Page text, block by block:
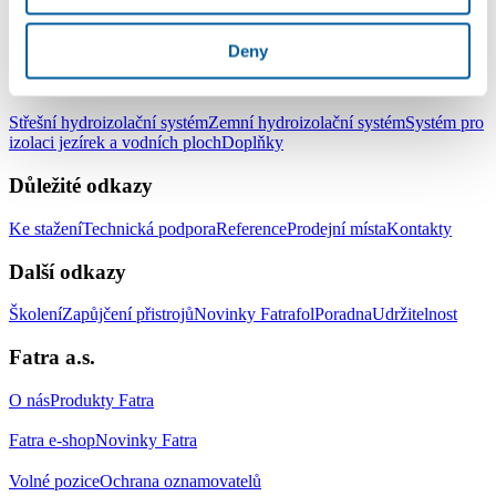
Deny
Produkty
Střešní hydroizolační systémZemní hydroizolační systémSystém pro
izolaci jezírek a vodních plochDoplňky
Důležité odkazy
Ke staženíTechnická podporaReferenceProdejní místaKontakty
Další odkazy
ŠkoleníZapůjčení přistrojůNovinky FatrafolPoradnaUdržitelnost
Fatra a.s.
O násProdukty Fatra
Fatra e-shopNovinky Fatra
Volné poziceOchrana oznamovatelů